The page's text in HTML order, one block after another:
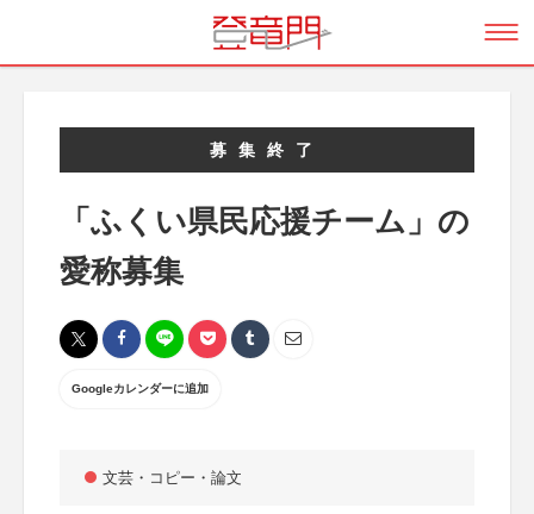
募集終了
「ふくい県民応援チーム」の
愛称募集
Googleカレンダーに追加
文芸・コピー・論文